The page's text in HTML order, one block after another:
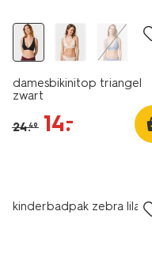
damesbikinitop triangel
zwart
24.49 14.
–
kinderbadpak zebra lila